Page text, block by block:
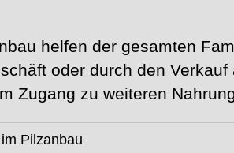
helfen der gesamten
oder durch den
Zugang zu weiteren
Pilzanbau